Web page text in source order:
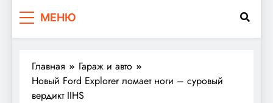
МЕНЮ
Главная
Гараж и авто
Новый Ford Explorer ломает ноги – суровый
вердикт IIHS